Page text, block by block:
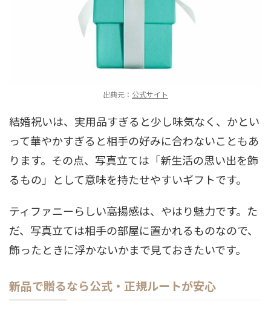
出典元： 公式サイト
結婚祝いは、実用品すぎると少し味気なく、かとい
って華やかすぎると相手の好みに合わないこともあ
ります。その点、写真立ては「新生活の思い出を飾
るもの」として意味を持たせやすいギフトです。
ティファニーらしい高揚感は、やはり魅力です。た
だ、写真立ては相手の部屋に置かれるものなので、
飾ったときに浮かないかまで見ておきたいです。
新品で贈るなら公式・正規ルートが安心